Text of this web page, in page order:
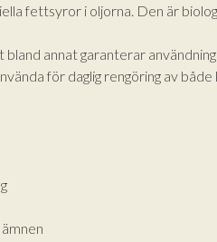
fettsyror i oljorna. Den är
annat garanterar
för daglig rengöring av